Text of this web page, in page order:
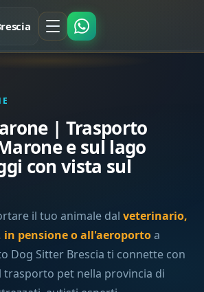
| Trasporto
e sul lago
con vista sul
il tuo animale dalveterinario,
pensione o all'aeroportoa
Dog Sitter Brescia ti connette con
pet nella provincia di